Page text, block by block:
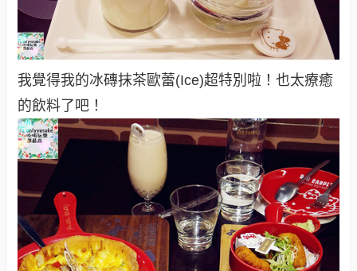
我覺得我的冰磚抹茶歐蕾(Ice)超特別啦！也太療癒
的飲料了吧！